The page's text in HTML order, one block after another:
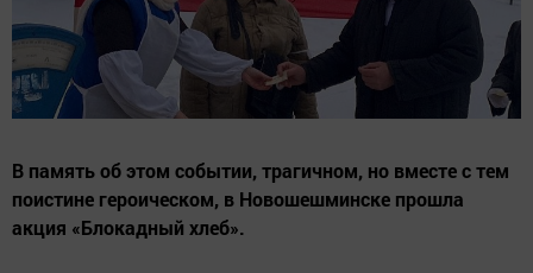
В память об этом событии, трагичном, но вместе с тем
поистине героическом, в Новошешминске прошла
акция «Блокадный хлеб».